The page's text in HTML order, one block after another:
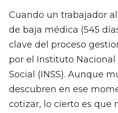
Cuando un trabajador
de baja médica (545
clave del proceso
por el Instituto Nacional
Social (INSS). Aunque
descubren en ese
cotizar, lo cierto es que